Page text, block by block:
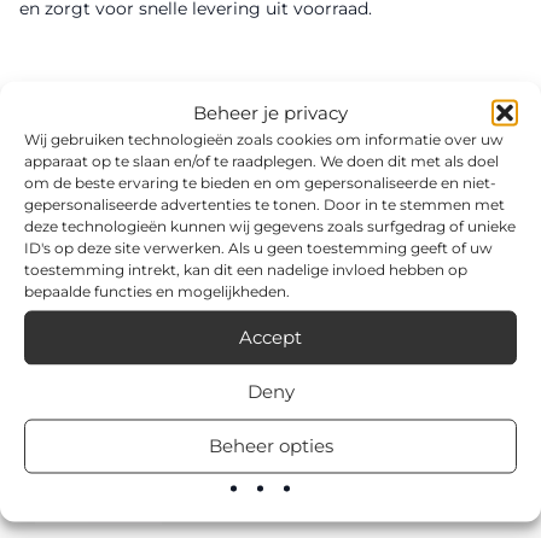
Beheer je privacy
Wij gebruiken technologieën zoals cookies om informatie over uw
apparaat op te slaan en/of te raadplegen. We doen dit met als doel
om de beste ervaring te bieden en om gepersonaliseerde en niet-
gepersonaliseerde advertenties te tonen. Door in te stemmen met
deze technologieën kunnen wij gegevens zoals surfgedrag of unieke
ID's op deze site verwerken. Als u geen toestemming geeft of uw
toestemming intrekt, kan dit een nadelige invloed hebben op
bepaalde functies en mogelijkheden.
Accept
Deny
Beheer opties
en zorgt voor snelle levering uit voorraad.